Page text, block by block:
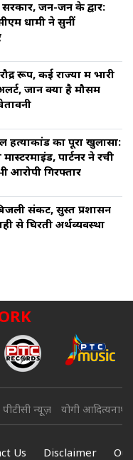
जन-जन के द्वार:
धामी ने सुनीं
रूप, कई राज्यों में भारी
जानें क्या है मौसम
हत्याकांड का पूरा खुलासा:
पार्टनर ने रची
आरोपी गिरफ्तार
संकट, सुस्त प्रशासन
से घिरती अर्थव्यवस्था
पीटीसी न्यूज़ योगी आदित्यनाथ
Us Disclaimer